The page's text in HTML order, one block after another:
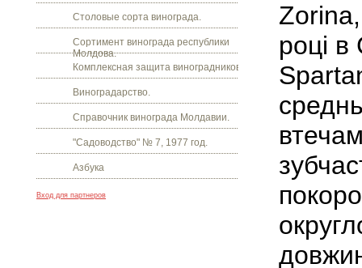
Столовые сорта винограда.
Сортимент винограда республики
Молдова.
Комплексная защита виноградников.
Виноградарство.
Справочник винограда Молдавии.
"Садоводство" № 7, 1977 год.
Азбука
Вход для партнеров
році